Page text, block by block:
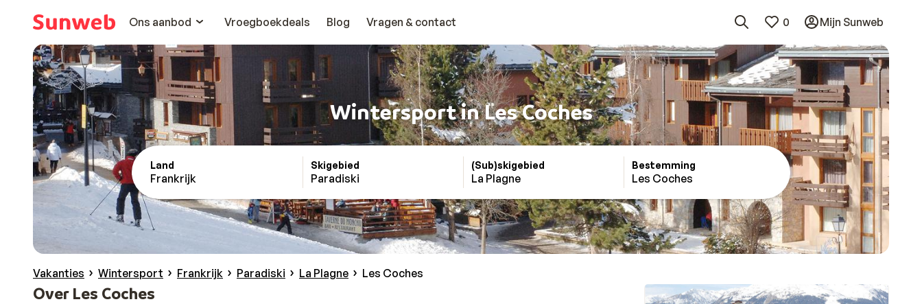
Ons aanbod
Vroegboekdeals Blog Vragen & contact 0 Mijn Sunweb
Wintersport in Les Coches
Land
Frankrijk
Skigebied
Paradiski
(Sub)skigebied
La Plagne
Bestemming
Les Coches
Vakanties Wintersport Frankrijk Paradiski La Plagne Les Coches
Over Les Coches